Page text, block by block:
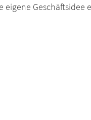
eigene Geschäftsidee